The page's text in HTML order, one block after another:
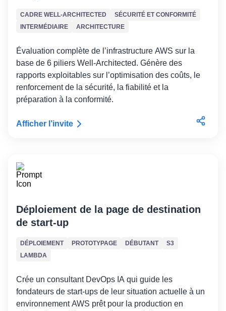
CADRE WELL-ARCHITECTED
SÉCURITÉ ET CONFORMITÉ
INTERMÉDIAIRE
ARCHITECTURE
Évaluation complète de l’infrastructure AWS sur la
base de 6 piliers Well-Architected. Génère des
rapports exploitables sur l’optimisation des coûts, le
renforcement de la sécurité, la fiabilité et la
préparation à la conformité.
Afficher l’invite
Déploiement de la page de destination
de start-up
DÉPLOIEMENT PROTOTYPAGE DÉBUTANT
S3
LAMBDA
Crée un consultant DevOps IA qui guide les
fondateurs de start-ups de leur situation actuelle à un
environnement AWS prêt pour la production en